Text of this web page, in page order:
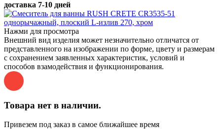
доставка 7-10 дней
Нажми для просмотра
Внешний вид изделия может незначительно отличатся от
представленного на изображении по форме, цвету и размерам
с сохранением заявленных характеристик, условий и
способов взамодействия и функционирования.
Товара нет в наличии.
Привезем под заказ в самое ближайшее время